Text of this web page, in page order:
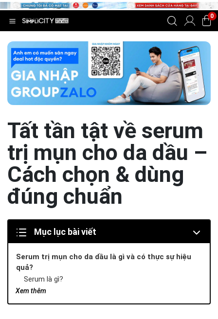
0
Tất tần tật về serum
trị mụn cho da dầu –
Cách chọn & dùng
đúng chuẩn
Mục lục bài viết
Xem thêm
Serum trị mụn cho da dầu là gì và có thực sự hiệu
quả?
Serum là gì?
Serum trị mụn cho da dầu có gì khác?
Hiệu quả thực tế